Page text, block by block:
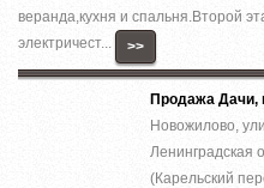
веранда,кухня и спальня.Второй
электричест...
>>
Продажа Дачи,
Новожилово,
Ленинградская
(Карельский